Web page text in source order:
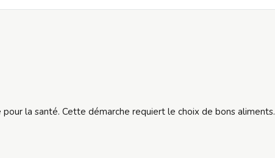
la santé. Cette démarche requiert le choix de bons aliments.